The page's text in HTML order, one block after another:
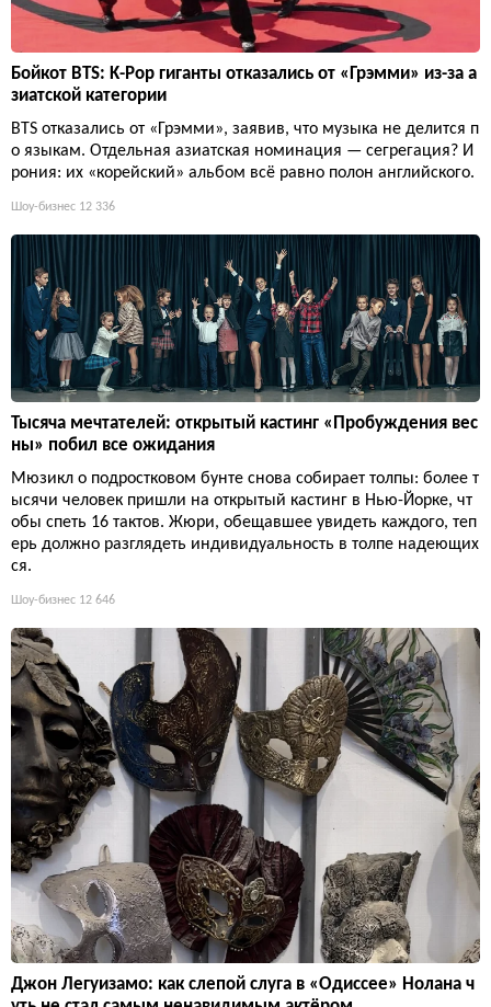
Бойкот BTS: K-Pop гиганты отказались от «Грэмми» из-за а
зиатской категории
BTS отказались от «Грэмми», заявив, что музыка не делится п
о языкам. Отдельная азиатская номинация — сегрегация? И
рония: их «корейский» альбом всё равно полон английского.
Шоу-бизнес 12 336
Тысяча мечтателей: открытый кастинг «Пробуждения вес
ны» побил все ожидания
Мюзикл о подростковом бунте снова собирает толпы: более т
ысячи человек пришли на открытый кастинг в Нью-Йорке, чт
обы спеть 16 тактов. Жюри, обещавшее увидеть каждого, теп
ерь должно разглядеть индивидуальность в толпе надеющих
ся.
Шоу-бизнес 12 646
Джон Легуизамо: как слепой слуга в «Одиссее» Нолана ч